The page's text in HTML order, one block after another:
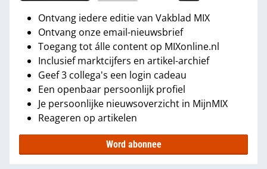
Ontvang iedere editie van Vakblad MIX
Ontvang onze email-nieuwsbrief
Toegang tot álle content op MIXonline.nl
Inclusief marktcijfers en artikel-archief
Geef 3 collega's een login cadeau
Een openbaar persoonlijk profiel
Je persoonlijke nieuwsoverzicht in MijnMIX
Reageren op artikelen
Word abonnee